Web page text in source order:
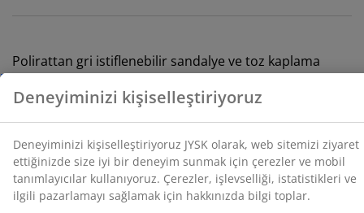
Polirattan gri istiflenebilir sandalye ve toz kaplama
alüminyumdan çerçeve. Polirattan doğal hasır
görünümü sağlarken, hava koşullarına dayanıklıdır ve
SKU: 3700533
Montaj talimatları
Pazarlama çerezlerini kabul ettiğinizde, size özel ve
statik reklamlar için tarama verilerinizi pazarlama
ortaklarımızla (ör. Google, Meta ve TikTok) paylaşırız.
“Değiştir” seçeneğinden amaçlar hakkında daha fazla
bilgi edinebilir ve çerez simgesine tıklayarak onayınızı
geri çekebilirsiniz. “Tümünü kabul et” seçeneğine
tıklayarak, üç amaca da onay vermiş olursunuz.Kişisel
verilerin toplanması ve işlenmesiveçerez politikamız
hakkında daha fazla bilgi edinin.